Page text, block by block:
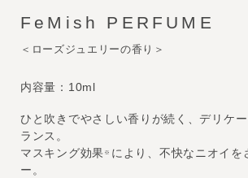
FeMish PERFUME
＜ローズジュエリーの香り＞
内容量：10ml
ひと吹きでやさしい香りが続く、デリケ
ランス。
マスキング効果 ※ により、不快なニオイを
ー。